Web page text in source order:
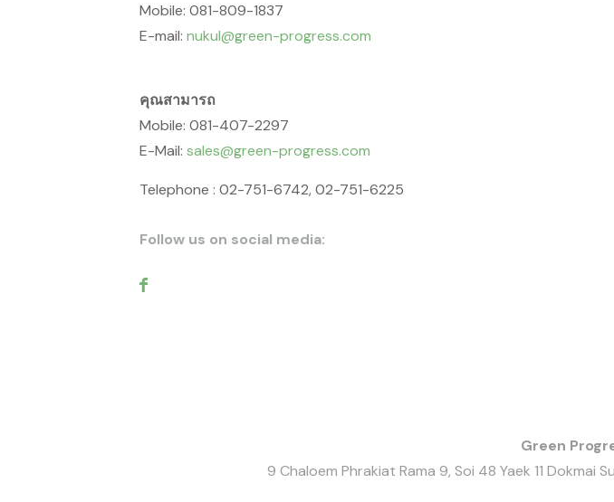
Mobile: 081-809-1837
E-mail: nukul@green-progress.com
คุณสามารถ
Mobile: 081-407-2297
E-Mail: sales@green-progress.com
Telephone : 02-751-6742, 02-751-6225
Follow us on social media:
Green
9 Chaloem Phrakiat Rama 9, Soi 48 Yaek 11